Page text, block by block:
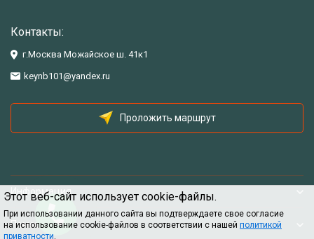
Этот веб-сайт использует cookie-файлы.
При использовании данного сайта вы подтверждаете свое согласие
на использование cookie-файлов в соответствии с нашей политикой
приватности.
Контакты:
г.Москва Можайское ш. 41к1
keynb101@yandex.ru
Проложить маршрут
Информация
Помощь